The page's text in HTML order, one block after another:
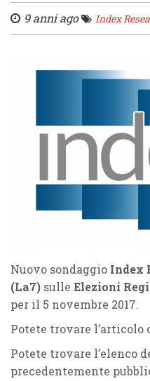
9 anni ago Index
Nuovo sondaggio Index
(La7) sulle Elezioni
per il 5 novembre 2017.
Potete trovare
Potete trovare l’elenco
precedentemente